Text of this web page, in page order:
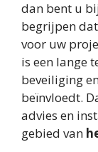
dan bent u
begrijpen
voor uw
is een lange
beveiliging
beïnvloedt.
advies en
gebied van